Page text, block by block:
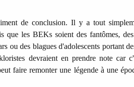
de conclusion. Il y a tout
que les BEKs soient des fantômes,
ou des blagues d'adolescents portant
devraient en prendre note car
faire remonter une légende à une